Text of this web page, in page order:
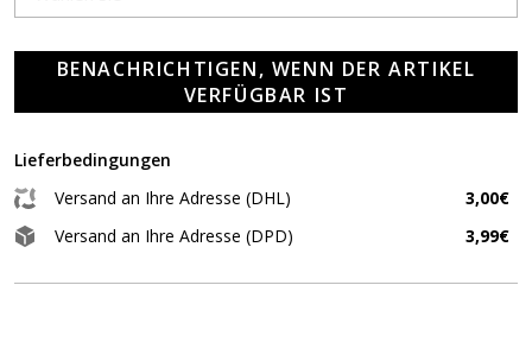
BENACHRICHTIGEN, WENN DER ARTIKEL
VERFÜGBAR IST
Lieferbedingungen
Versand an Ihre Adresse (DHL)
3,00€
Versand an Ihre Adresse (DPD)
3,99€